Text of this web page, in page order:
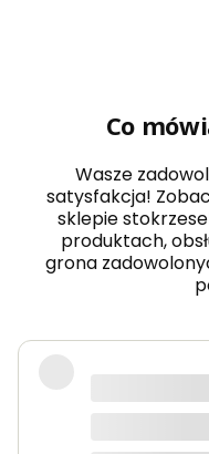
Co
Wasze
satysfakcja!
sklepie
produktach,
grona
Fotel
Dorota